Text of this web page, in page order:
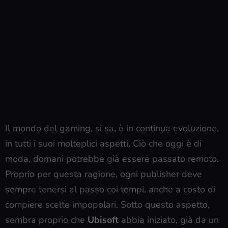
Il mondo del gaming, si sa, è in continua evoluzione,
in tutti i suoi molteplici aspetti. Ciò che oggi è di
moda, domani potrebbe già essere passato remoto.
Proprio per questa ragione, ogni publisher deve
sempre tenersi al passo coi tempi, anche a costo di
compiere scelte impopolari. Sotto questo aspetto,
sembra proprio che Ubisoft abbia iniziato, già da un